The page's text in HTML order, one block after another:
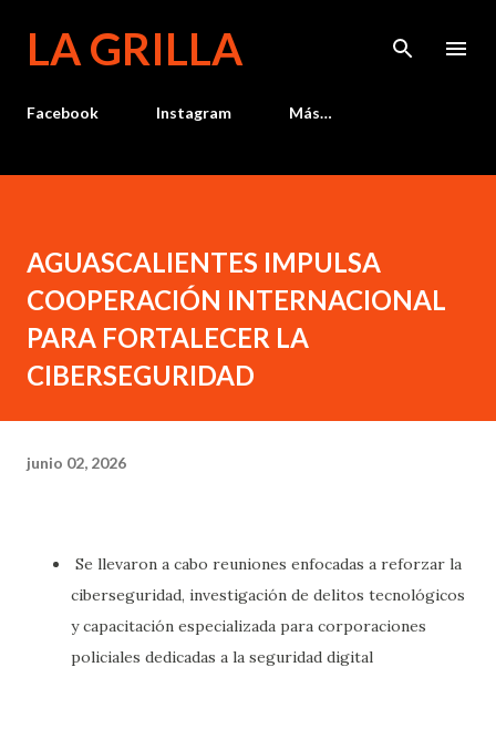
LA GRILLA
Facebook Instagram Más…
AGUASCALIENTES IMPULSA
COOPERACIÓN INTERNACIONAL
PARA FORTALECER LA
CIBERSEGURIDAD
junio 02, 2026
Se llevaron a cabo reuniones enfocadas a reforzar la
ciberseguridad, investigación de delitos tecnológicos
y capacitación especializada para corporaciones
policiales dedicadas a la seguridad digital